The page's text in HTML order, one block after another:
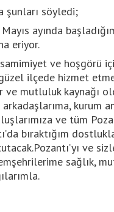
şunları söyledi;
ayında
eriyor.
ve hoşgörü
ilçede hizmet
ve mutluluk kaynağı
kurum
ve tüm
bıraktığım
ve
sağlık,